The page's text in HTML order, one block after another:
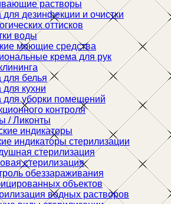
растворы
дезинфекции и очистки
оттисков
воды
моющие средства
крема для рук
для белья
кухни
для уборки помещений
контроля
/ Ликонты
индикаторы
индикаторы стерилизации
стерилизация
стерилизация
обеззараживания
объектов
водных растворов